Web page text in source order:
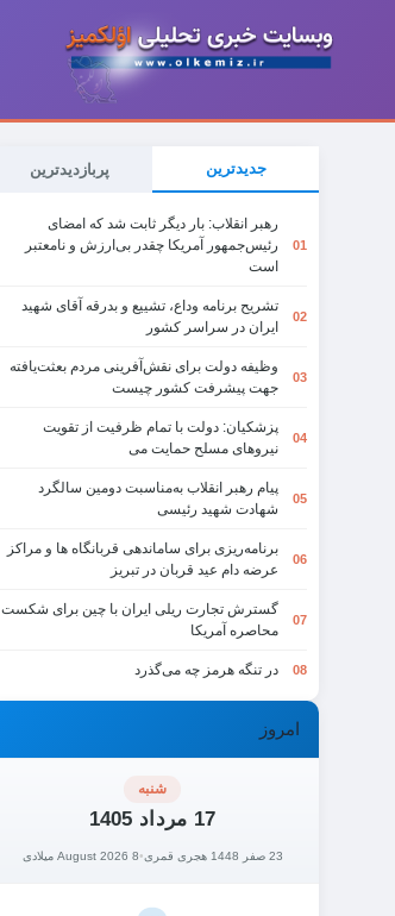
جدیدترین پربازدیدترین
01
رهبر انقلاب: بار دیگر ثابت شد که امضای
رئیس‌جمهور آمریکا چقدر بی‌ارزش و نامعتبر
است
02
تشریح برنامه وداع، تشییع و بدرقه آقای شهید
ایران در سراسر کشور
03
وظیفه دولت برای نقش‌آفرینی مردم بعثت‌یافته
جهت پیشرفت کشور چیست
04
پزشکیان: دولت با تمام ظرفیت از تقویت
نیروهای مسلح حمایت می
05
پیام رهبر انقلاب به‌مناسبت دومین سالگرد
شهادت شهید رئیسی
06
برنامه‌ریزی برای ساماندهی قربانگاه ها و مراکز
عرضه دام عید قربان در تبریز
07
گسترش تجارت ریلی ایران با چین برای شکست
محاصره آمریکا
08 در تنگه هرمز چه می‌گذرد
امروز
شنبه
17 مرداد 1405
23 صفر 1448 هجری قمری •8 August 2026 میلادی